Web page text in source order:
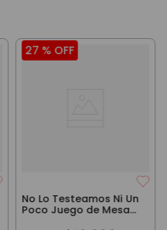
27 % OFF
No Lo Testeamos Ni Un
Poco Juego de Mesa